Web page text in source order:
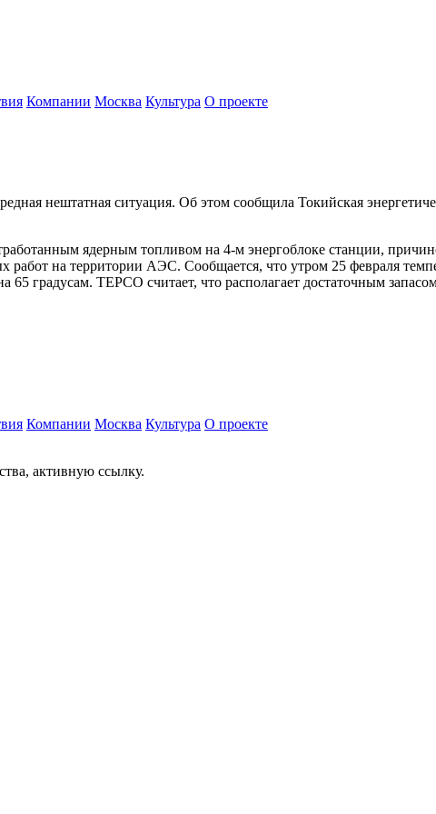
Компании Москва Культура О проекте
нештатная ситуация. Об этом сообщила Токийская
ядерным топливом на 4-м энергоблоке станции,
на территории АЭС. Сообщается, что утром 25 февраля
градусам. TEPCO считает, что располагает достаточным
Компании Москва Культура О проекте
активную ссылку.